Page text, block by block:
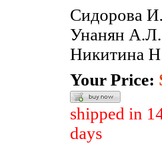
Сидорова
Унанян
Никитина
Your Price:
shipped in
days